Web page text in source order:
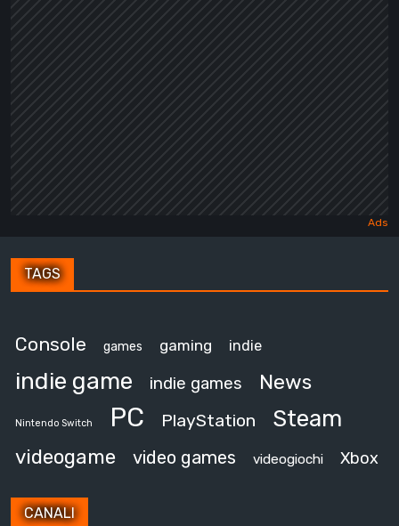
TAGS
Console games gaming indie
indie game indie games News
Nintendo Switch PC PlayStation Steam
videogame video games videogiochi Xbox
CANALI